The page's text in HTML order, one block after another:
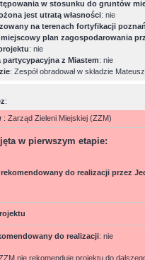
w stosunku do gruntów
jest utratą własności: nie
na terenach fortyfikacji
plan zagospodarowania
: nie
z Miastem: nie
: Zespół obradował w składzie
:
: Zarząd Zieleni Miejskiej (ZZM)
w pierwszym etapie:
do realizacji przez
do realizacji:nie
nie rekomenduje projektu do